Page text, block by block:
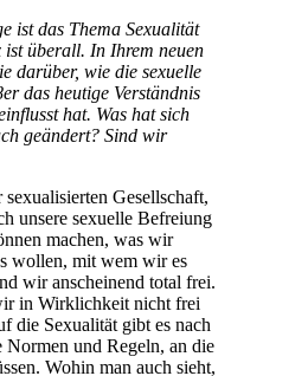
ist das Thema Sexualität
ist überall. In Ihrem neuen
darüber, wie die sexuelle
das heutige Verständnis
hat. Was hat sich
geändert? Sind wir
Gesellschaft,
unsere sexuelle Befreiung
machen, was wir
wollen, mit wem wir es
wir anscheinend total frei.
in Wirklichkeit nicht frei
die Sexualität gibt es nach
und Regeln, an die
Wohin man auch sieht,